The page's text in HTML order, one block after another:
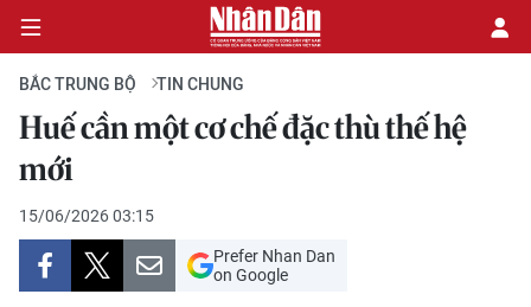
CHÍNH TRỊ
KINH TẾ
VĂN HÓA
BẮC TRUNG BỘ TIN CHUNG
Huế cần một cơ chế đặc thù thế hệ
mới
15/06/2026 03:15
Prefer Nhan Dan
on Google